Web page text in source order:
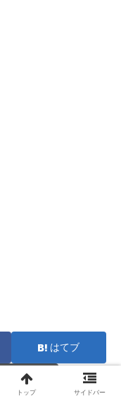
はてブ
コピー
トップ サイドバー